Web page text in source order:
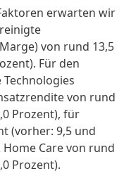
erwarten wir
von rund 13,5
Für den
von rund
Prozent), für
(vorher: 9,5 und
Care von rund
Prozent).